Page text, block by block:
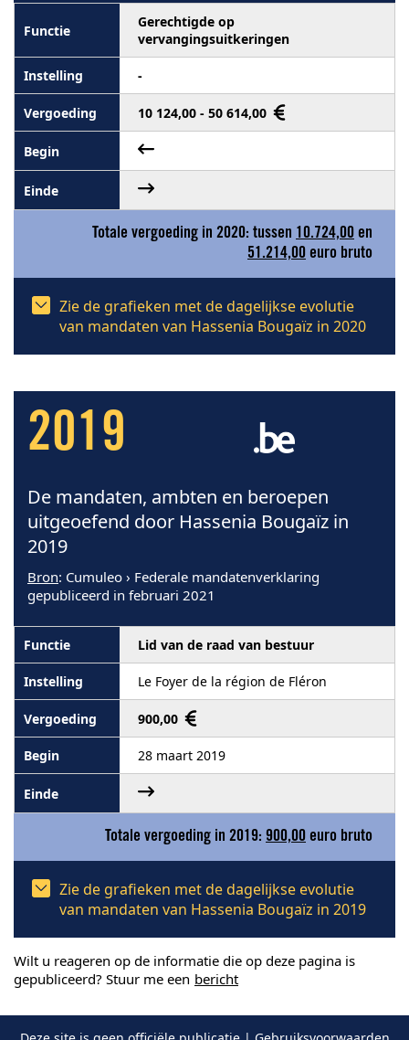
Gerechtigde op
vervangingsuitkeringen
-
10 124,00 - 50 614,00
Totale vergoeding in 2020: tussen 10.724,00 en
51.214,00 euro bruto
Zie de grafieken met de dagelijkse evolutie
van mandaten van Hassenia Bougaïz in 2020
2019
De mandaten, ambten en beroepen
uitgeoefend door Hassenia Bougaïz in
2019
Bron: Cumuleo › Federale mandatenverklaring
gepubliceerd in februari 2021
Lid van de raad van bestuur
Le Foyer de la région de Fléron
900,00
28 maart 2019
Totale vergoeding in 2019: 900,00 euro bruto
Zie de grafieken met de dagelijkse evolutie
van mandaten van Hassenia Bougaïz in 2019
Wilt u reageren op de informatie die op deze pagina is
gepubliceerd? Stuur me een bericht